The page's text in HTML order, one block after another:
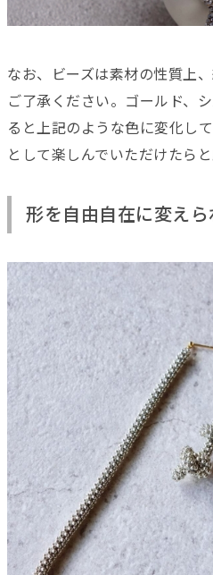
なお、ビーズは素材の性質上
ご了承ください。ゴールド、
ると上記のような色に変化し
として楽しんでいただけたらと
形を自由自在に変え